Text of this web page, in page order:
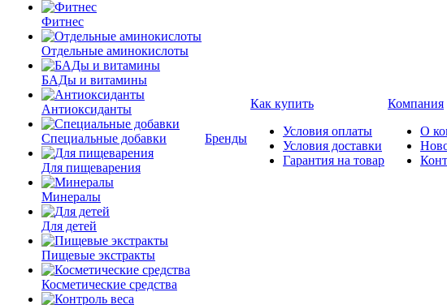
Фитнес
Отдельные аминокислоты
БАДы и витамины
Антиоксиданты
Специальные добавки
Для пищеварения
Минералы
Для детей
Пищевые экстракты
Косметические средства
Бренды
Как купить
Условия оплаты
Условия доставки
Гарантия на товар
Компания
О